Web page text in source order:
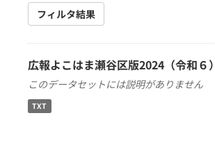
フィルタ結果
広報よこはま瀬谷区版2024（令和６
このデータセットには説明がありません
TXT